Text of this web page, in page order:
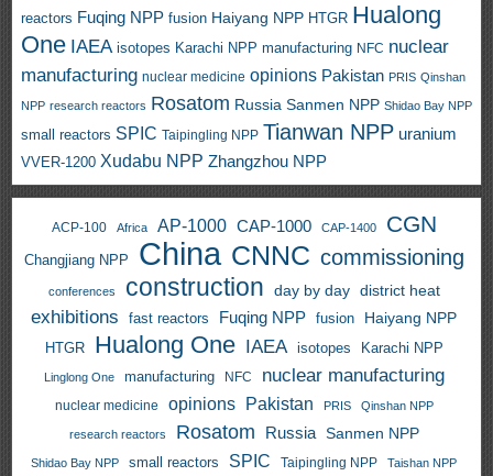
reactors Fuqing NPP fusion Haiyang NPP HTGR Hualong
One IAEA isotopes Karachi NPP manufacturing NFC nuclear
manufacturing nuclear medicine opinions Pakistan PRIS Qinshan
NPP research reactors Rosatom Russia Sanmen NPP Shidao Bay NPP
small reactors SPIC Taipingling NPP Tianwan NPP uranium
VVER-1200 Xudabu NPP Zhangzhou NPP
ACP-100 Africa AP-1000 CAP-1000 CAP-1400 CGN
Changjiang NPP China CNNC commissioning
conferences construction day by day district heat
exhibitions fast reactors Fuqing NPP fusion Haiyang NPP
HTGR Hualong One IAEA isotopes Karachi NPP
Linglong One manufacturing NFC nuclear manufacturing
nuclear medicine opinions Pakistan PRIS Qinshan NPP
research reactors Rosatom Russia Sanmen NPP
Shidao Bay NPP small reactors SPIC Taipingling NPP Taishan NPP